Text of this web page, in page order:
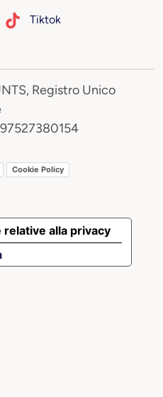
Tiktok
Registro Unico
Cookie Policy
alla privacy